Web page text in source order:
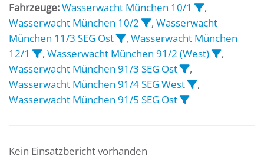
Fahrzeuge:Wasserwacht München 10/1
,
Wasserwacht München 10/2
, Wasserwacht
München 11/3 SEG Ost
, Wasserwacht München
12/1
, Wasserwacht München 91/2 (West)
,
Wasserwacht München 91/3 SEG Ost
,
Wasserwacht München 91/4 SEG West
,
Wasserwacht München 91/5 SEG Ost
Kein Einsatzbericht vorhanden